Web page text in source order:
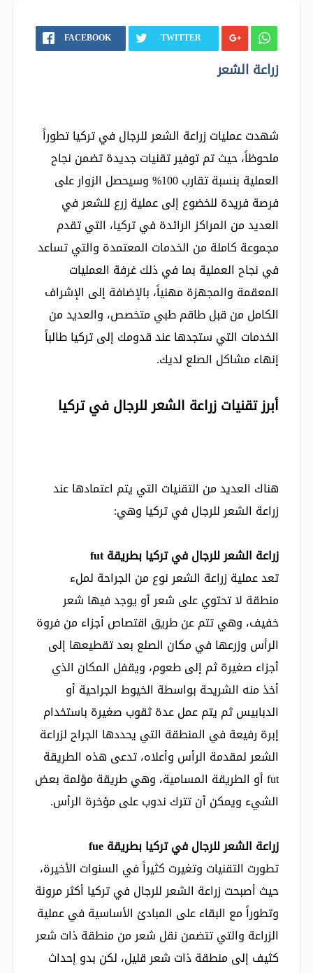
FACEBOOK TWITTER
زراعة الشعر
شهدت عمليات زراعة الشعر للرجال في تركيا تطوراً
ملحوظاً، حيث تم توفير تقنيات جديدة تضمن نجاح
العملية بنسبة تقارب 100% وسيحصل الزوار على
فرصة فريدة للخضوع إلى عملية زرع للشعر في
العديد من المراكز الرائدة في تركيا، التي تقدم
مجموعة كاملة من الخدمات المعتمدة والتي تساعد
في نجاح العملية بما في ذلك غرفة العمليات
المعقمة والمجهزة مهنياً، بالإضافة إلى الإشراف
الكامل من قبل طاقم طبي متخصص، والعديد من
الخدمات التي ستجدها عند قدومك إلى تركيا طالباً
إنهاء مشاكل الصلع لديك.
أبرز تقنيات زراعة الشعر للرجال في تركيا
هناك العديد من التقنيات التي يتم اعتمادها عند
زراعة الشعر للرجال في تركيا وهي:
زراعة الشعر للرجال في تركيا بطريقة fut
تعد عملية زراعة الشعر نوع من الجراحة لملء
منطقة لا تحتوي على شعر أو يوجد فيها شعر
خفيف، وهي تتم عن طريق اقتصاص أجزاء من فروة
الرأس وزرعها في مكان الصلع بعد تقطيعها إلى
أجزاء صغيرة ثم إلى طعوم، ويقفل المكان الذي
أخذ منه الشريحة بواسطة الخيوط الجراحية أو
الدبابيس ثم يتم عمل عدة ثقوب صغيرة باستخدام
إبرة رفيعة في المنطقة التي يحددها الجراح لزراعة
الشعر لمقدمة الرأس وأعلاه، تدعى هذه الطريقة
fut أو الطريقة المسامية، وهي طريقة مؤلمة بعض
الشيء ويمكن أن تترك ندوب على مؤخرة الرأس.
زراعة الشعر للرجال في تركيا بطريقة fue
تطورت التقنيات وتغيرت كثيراً في السنوات الأخيرة،
حيث أصبحت زراعة الشعر للرجال في تركيا أكثر مرونة
وتطوراً مع البقاء على المبادئ الأساسية في عملية
الزراعة والتي تتضمن نقل شعر من منطقة ذات شعر
كثيف إلى منطقة ذات شعر قليل، لكن بدو إحداث